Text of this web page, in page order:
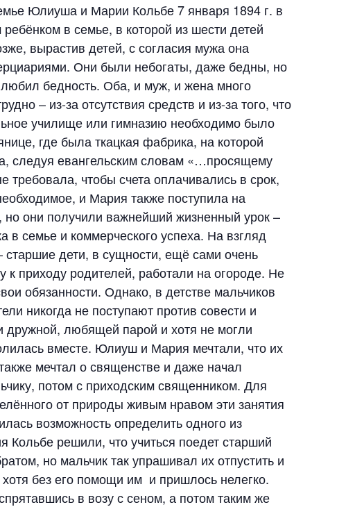
Юлиуша и Марии Кольбе 7 января 1894 г. в
в семье, в которой из шести детей
вырастив детей, с согласия мужа она
Они были небогаты, даже бедны, но
бедность. Оба, и муж, и жена много
– из-за отсутствия средств и из-за того, что
училище или гимназию необходимо было
где была ткацкая фабрика, на которой
следуя евангельским словам «…просящему
требовала, чтобы счета оплачивались в срок,
и Мария также поступила на
но они получили важнейший жизненный урок –
в семье и коммерческого успеха. На взгляд
старшие дети, в сущности, ещё сами очень
приходу родителей, работали на огороде. Не
обязанности. Однако, в детстве мальчиков
никогда не поступают против совести и
дружной, любящей парой и хотя не могли
вместе. Юлиуш и Мария мечтали, что их
мечтал о священстве и даже начал
потом с приходским священником. Для
от природы живым нравом эти занятия
возможность определить одного из
решили, что учиться поедет старший
но мальчик так упрашивал их отпустить и
без его помощи им и пришлось нелегко.
в возу с сеном, а потом таким же